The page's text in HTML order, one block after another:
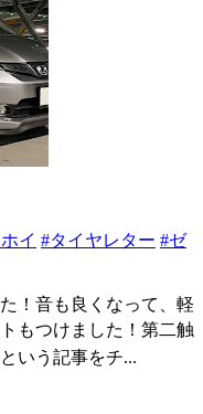
イ #タイヤレター #ゼ
！音も良くなって、軽
もつけました！第二触
いう記事をチ...